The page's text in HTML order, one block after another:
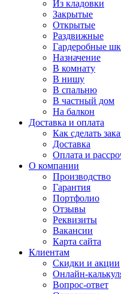
Из кладовки
Закрытые
Открытые
Раздвижные
Гардеробные
Назначение
В комнату
В нишу
В спальню
В частный дом
На балкон
Доставка и оплата
Как сделать
Доставка
Оплата и
О компании
Производство
Гарантия
Портфолио
Отзывы
Реквизиты
Вакансии
Карта сайта
Клиентам
Скидки и акции
Онлайн-
Вопрос-ответ